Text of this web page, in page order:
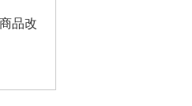
品改